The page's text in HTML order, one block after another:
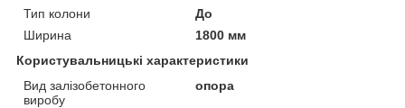
Тип колони
До
Ширина
1800 мм
Користувальницькі характеристики
Вид залізобетонного
виробу
опора